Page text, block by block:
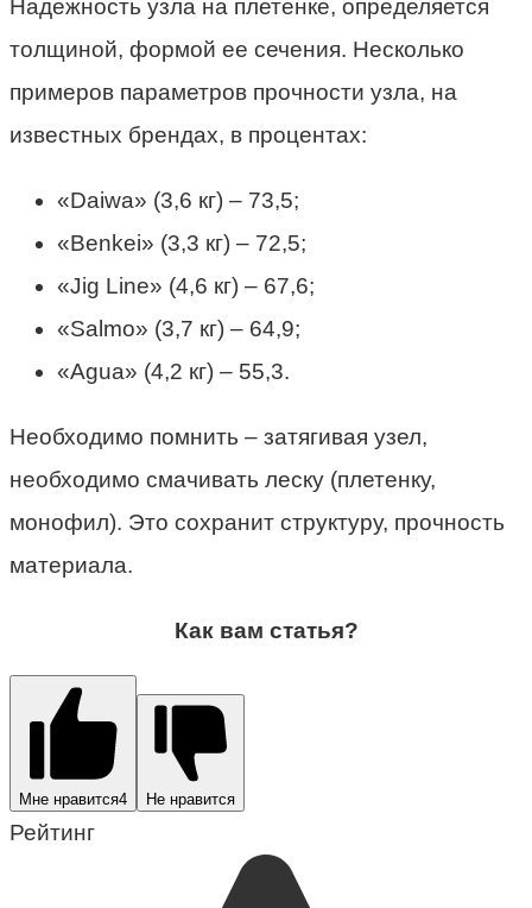
Надежность узла на плетенке, определяется
толщиной, формой ее сечения. Несколько
примеров параметров прочности узла, на
известных брендах, в процентах:
«Daiwa» (3,6 кг) – 73,5;
«Benkei» (3,3 кг) – 72,5;
«Jig Line» (4,6 кг) – 67,6;
«Salmo» (3,7 кг) – 64,9;
«Agua» (4,2 кг) – 55,3.
Необходимо помнить – затягивая узел,
необходимо смачивать леску (плетенку,
монофил). Это сохранит структуру, прочность
материала.
Как вам статья?
Мне нравится4 Не нравится
Рейтинг